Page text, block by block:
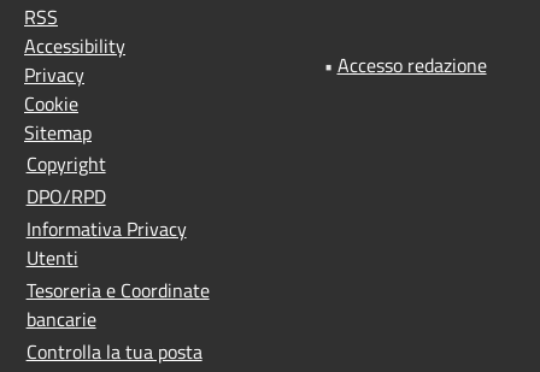
RSS
Accessibility
Privacy
Cookie
Sitemap
Copyright
DPO/RPD
Informativa Privacy
Utenti
Tesoreria e Coordinate
bancarie
Controlla la tua posta
• Accesso redazione